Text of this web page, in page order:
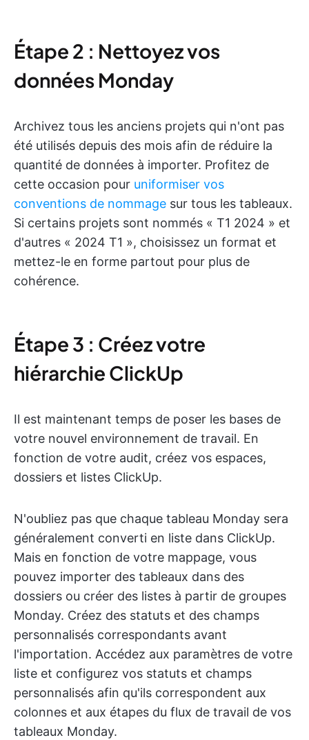
Étape 2 : Nettoyez vos
données Monday
Archivez tous les anciens projets qui n'ont pas
été utilisés depuis des mois afin de réduire la
quantité de données à importer. Profitez de
cette occasion pour uniformiser vos
conventions de nommage sur tous les tableaux.
Si certains projets sont nommés « T1 2024 » et
d'autres « 2024 T1 », choisissez un format et
mettez-le en forme partout pour plus de
cohérence.
Étape 3 : Créez votre
hiérarchie ClickUp
Il est maintenant temps de poser les bases de
votre nouvel environnement de travail. En
fonction de votre audit, créez vos espaces,
dossiers et listes ClickUp.
N'oubliez pas que chaque tableau Monday sera
généralement converti en liste dans ClickUp.
Mais en fonction de votre mappage, vous
pouvez importer des tableaux dans des
dossiers ou créer des listes à partir de groupes
Monday. Créez des statuts et des champs
personnalisés correspondants avant
l'importation. Accédez aux paramètres de votre
liste et configurez vos statuts et champs
personnalisés afin qu'ils correspondent aux
colonnes et aux étapes du flux de travail de vos
tableaux Monday.